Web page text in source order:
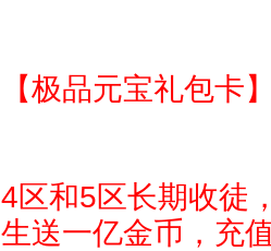
【极品元宝礼包
4区和5区长期收徒
生送一亿金币，充